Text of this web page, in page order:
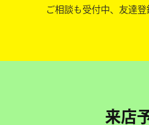
ご相談も受付中、友達登
来店